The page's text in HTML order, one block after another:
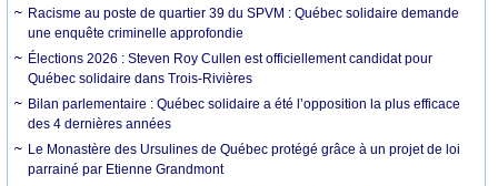
Racisme au poste de quartier 39 du SPVM : Québec solidaire demande
une enquête criminelle approfondie
Élections 2026 : Steven Roy Cullen est officiellement candidat pour
Québec solidaire dans Trois-Rivières
Bilan parlementaire : Québec solidaire a été l’opposition la plus efficace
des 4 dernières années
Le Monastère des Ursulines de Québec protégé grâce à un projet de loi
parrainé par Etienne Grandmont